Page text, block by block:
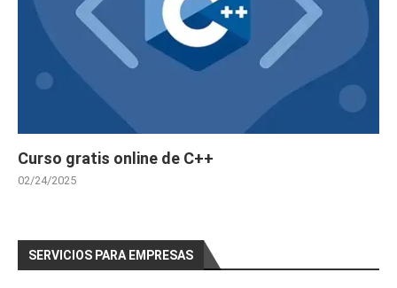
Curso gratis online de C++
02/24/2025
SERVICIOS PARA EMPRESAS